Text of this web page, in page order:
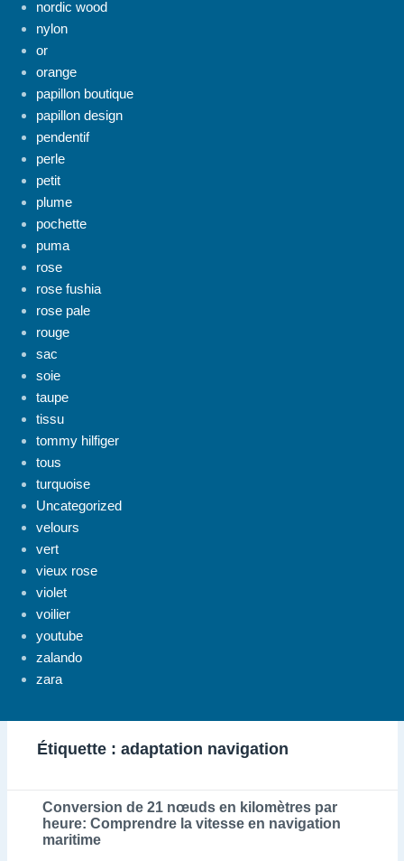
nordic wood
nylon
or
orange
papillon boutique
papillon design
pendentif
perle
petit
plume
pochette
puma
rose
rose fushia
rose pale
rouge
sac
soie
taupe
tissu
tommy hilfiger
tous
turquoise
Uncategorized
velours
vert
vieux rose
violet
voilier
youtube
zalando
zara
Étiquette : adaptation navigation
Conversion de 21 nœuds en kilomètres par
heure: Comprendre la vitesse en navigation
maritime